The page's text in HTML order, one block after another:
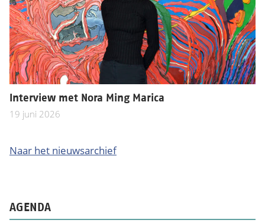
Interview met Nora Ming Marica
19 juni 2026
Naar het nieuwsarchief
AGENDA